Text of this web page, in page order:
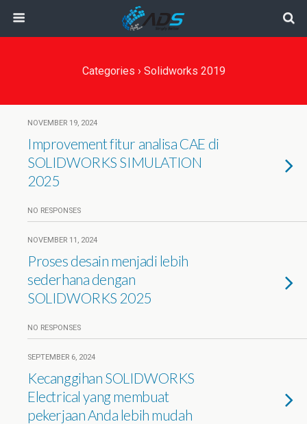
Categories › Solidworks 2019
NOVEMBER 19, 2024
Improvement fitur analisa CAE di
SOLIDWORKS SIMULATION
2025
NO RESPONSES
NOVEMBER 11, 2024
Proses desain menjadi lebih
sederhana dengan
SOLIDWORKS 2025
NO RESPONSES
SEPTEMBER 6, 2024
Kecanggihan SOLIDWORKS
Electrical yang membuat
pekerjaan Anda lebih mudah